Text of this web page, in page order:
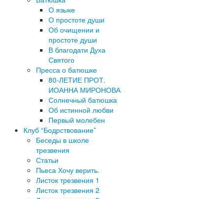
О языке
О простоте души
Об очищении и
простоте души
В благодати Духа
Святого
Пресса о батюшке
80-ЛЕТИЕ ПРОТ.
ИОАННА МИРОНОВА
Солнечный батюшка
Об истинной любви
Первый молебен
Клуб “Бодрствование”
Беседы в школе
трезвения
Статьи
Пьеса Хочу верить.
Листок трезвения 1
Листок трезвения 2